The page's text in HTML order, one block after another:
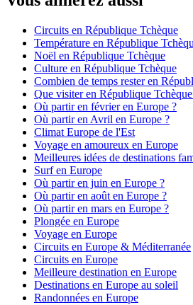
Circuits en République Tchèque
Température en République
Noël en République Tchèque
Culture en République Tchèque
Combien de temps rester en
Que visiter en République
Où partir en février en Europe ?
Où partir en Avril en Europe ?
Climat Europe de l'Est
Voyage en amoureux en Europe
Meilleures idées de destinations
Surf en Europe
Où partir en juin en Europe ?
Où partir en août en Europe ?
Où partir en mars en Europe ?
Plongée en Europe
Voyage en Europe
Circuits en Europe & Méditerranée
Circuits en Europe
Meilleure destination en Europe
Destinations en Europe au soleil
Randonnées en Europe